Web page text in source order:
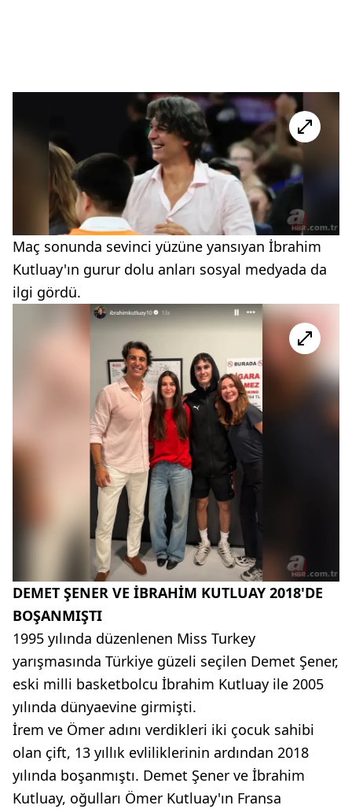
Maç sonunda sevinci yüzüne yansıyan İbrahim
Kutluay'ın gurur dolu anları sosyal medyada da
ilgi gördü.
DEMET ŞENER VE İBRAHİM KUTLUAY 2018'DE
BOŞANMIŞTI
1995 yılında düzenlenen Miss Turkey
yarışmasında Türkiye güzeli seçilen Demet Şener,
eski milli basketbolcu İbrahim Kutluay ile 2005
yılında dünyaevine girmişti.
İrem ve Ömer adını verdikleri iki çocuk sahibi
olan çift, 13 yıllık evliliklerinin ardından 2018
yılında boşanmıştı. Demet Şener ve İbrahim
Kutluay, oğulları Ömer Kutluay'ın Fransa